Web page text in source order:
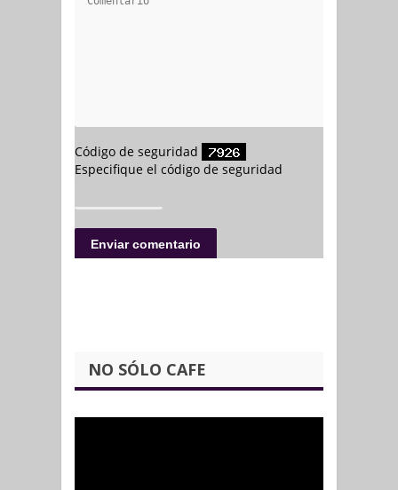
NO SÓLO CAFE